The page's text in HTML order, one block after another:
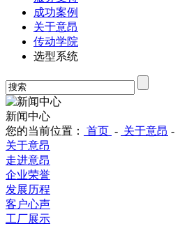
成功案例
关于意昂
传动学院
选型系统
新闻中心
您的当前位置：
首页 - 关于意昂 -
关于意昂
走进意昂
企业荣誉
发展历程
客户心声
工厂展示